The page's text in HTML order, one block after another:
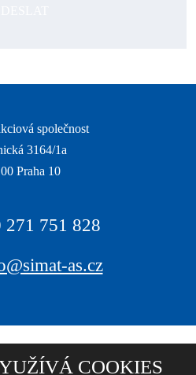
společnost
| 3164/1a
|
Praha 10
271 751 828
as.cz
COOKIES